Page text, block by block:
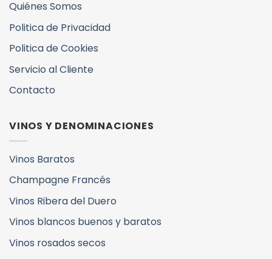
Quiénes Somos
Politica de Privacidad
Politica de Cookies
Servicio al Cliente
Contacto
VINOS Y DENOMINACIONES
Vinos Baratos
Champagne Francés
Vinos Ribera del Duero
Vinos blancos buenos y baratos
Vinos rosados secos